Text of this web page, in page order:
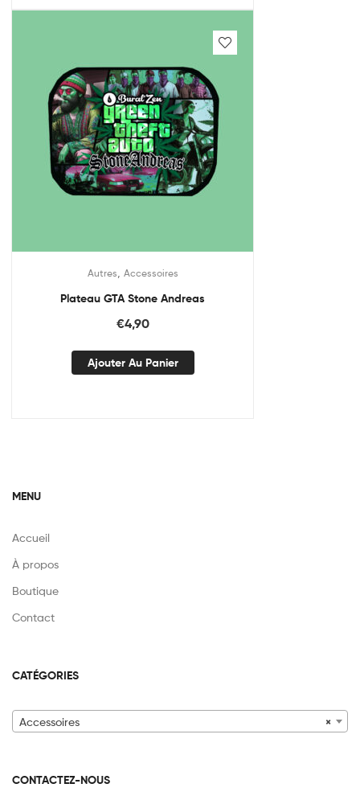
Autres Accessoires
Plateau GTA Stone Andreas
€4,90
Ajouter Au Panier
MENU
Accueil
À propos
Boutique
Contact
CATÉGORIES
×
Accessoires
CONTACTEZ-NOUS